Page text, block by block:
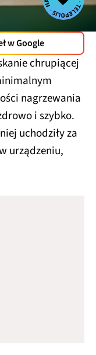
w Google
chrupiącej
nagrzewania
i szybko.
uchodziły za
urządzeniu,